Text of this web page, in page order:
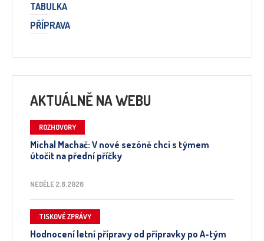
TABULKA
PŘÍPRAVA
AKTUÁLNĚ NA WEBU
ROZHOVORY
Michal Machač: V nové sezóně chci s týmem
útočit na přední příčky
NEDĚLE 2.8.2026
TISKOVÉ ZPRÁVY
Hodnocení letní přípravy od přípravky po A-tým